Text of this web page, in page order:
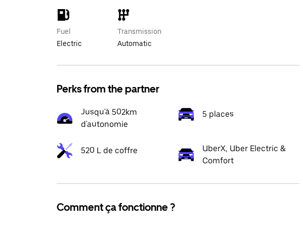
Fuel
Electric
Transmission
Automatic
Perks from the partner
Jusqu'à 502km
d'autonomie
5 places
520 L de coffre
UberX, Uber Electric &
Comfort
Comment ça fonctionne ?